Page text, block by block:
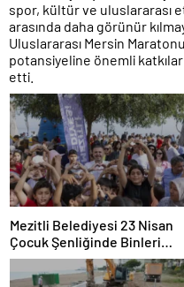
spor, kültür ve uluslararası
arasında daha görünür
Uluslararası Mersin
potansiyeline önemli
etti.
Mezitli Belediyesi 23 Nisan
Çocuk Şenliğinde Binleri
Buluşturdu